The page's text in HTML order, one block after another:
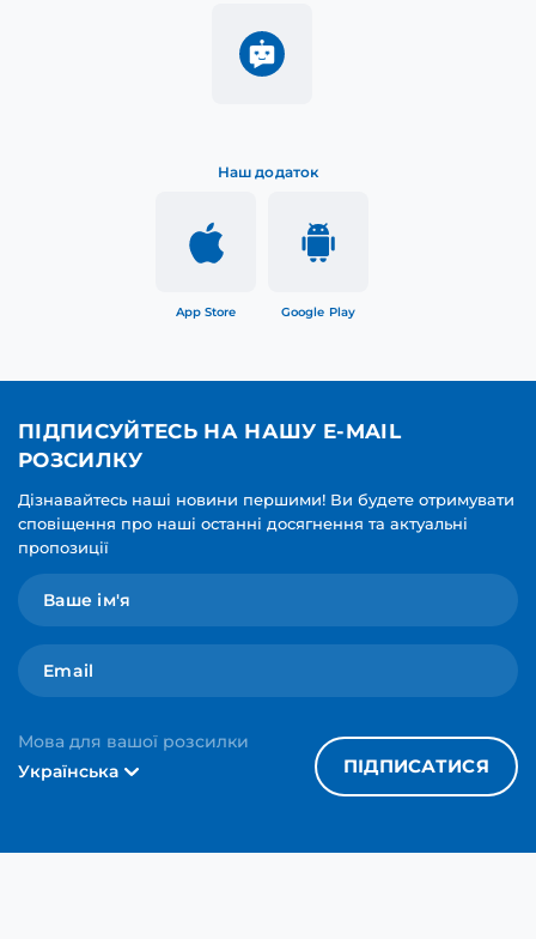
Наш додаток
App Store Google Play
ПІДПИСУЙТЕСЬ НА НАШУ E-MAIL
РОЗСИЛКУ
Дізнавайтесь наші новини першими! Ви будете отримувати
сповіщення про наші останні досягнення та актуальні
пропозиції
Мова для вашої розсилки
Українська
ПІДПИСАТИСЯ